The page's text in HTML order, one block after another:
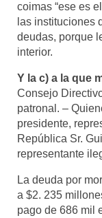
coimas “ese es
las instituciones
deudas, porque
interior.
Y la c) a la que
Consejo
patronal. –
presidente,
República Sr.
representante
La deuda por
a $2. 235
pago de 686 mil